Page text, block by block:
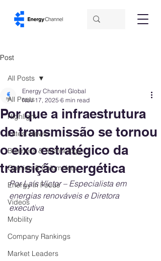
Post
All Posts
Highlight
Latest News
Business & Technology
Opinion & Columnists
Energy in Focus
Videos
Mobility
Company Rankings
Market Leaders
All Posts
Por que a infraestrutura
de transmissão se tornou
o eixo estratégico da
transição energética
Energy Channel Global
Nov 17, 2025 6 min read
Por Laís Víctor – Especialista em
energias renováveis e Diretora
executiva